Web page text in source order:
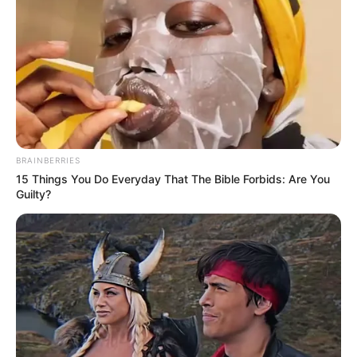
BRAINBERRIES
15 Things You Do Everyday That The Bible Forbids: Are You
Guilty?